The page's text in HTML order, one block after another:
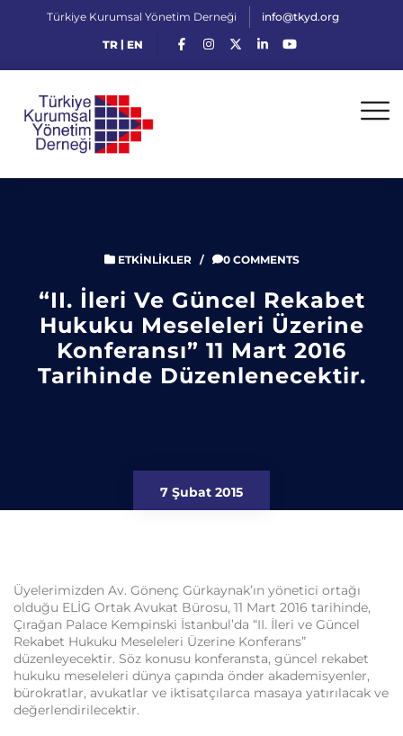
Türkiye Kurumsal Yönetim Derneği info@tkyd.org
TR| EN
ETKINLIKLER/ 0 COMMENTS
“II. İleri Ve Güncel Rekabet
Hukuku Meseleleri Üzerine
Konferansı” 11 Mart 2016
Tarihinde Düzenlenecektir.
7 Şubat 2015
Üyelerimizden Av. Gönenç Gürkaynak’ın yönetici ortağı
olduğu ELİG Ortak Avukat Bürosu, 11 Mart 2016 tarihinde,
Çırağan Palace Kempinski İstanbul’da “II. İleri ve Güncel
Rekabet Hukuku Meseleleri Üzerine Konferans”
düzenleyecektir. Söz konusu konferansta, güncel rekabet
hukuku meseleleri dünya çapında önder akademisyenler,
bürokratlar, avukatlar ve iktisatçılarca masaya yatırılacak ve
değerlendirilecektir.